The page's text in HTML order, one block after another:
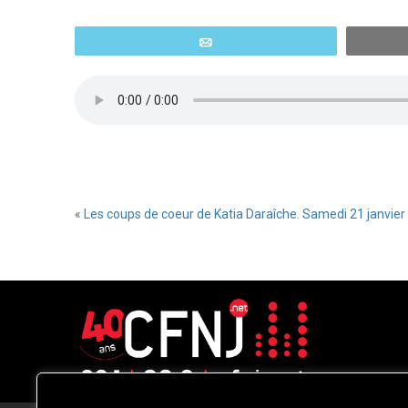
« Les coups de coeur de Katia Daraîche. Samedi 21 janvier